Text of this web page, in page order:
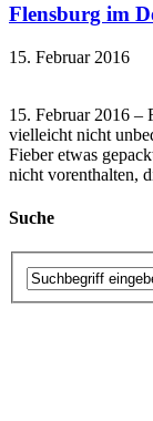
Flensburg im
15. Februar 2016
15. Februar 2016 –
vielleicht nicht
Fieber etwas
nicht vorenthalten,
Suche